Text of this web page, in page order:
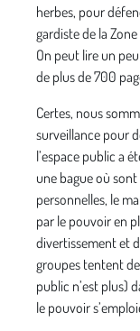
herbes, pour
gardiste de la
On peut lire un
de plus de 700
Certes, nous
surveillance pour
l’espace public a
une bague où
personnelles, le
par le pouvoir en
divertissement et
groupes tentent
public n’est plus)
le pouvoir